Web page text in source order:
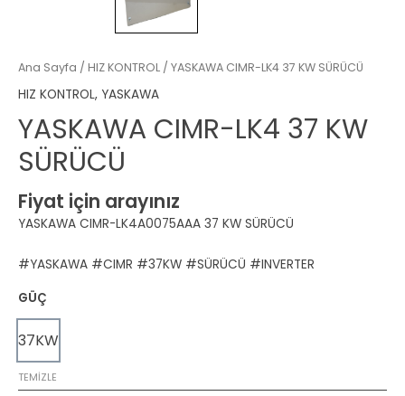
Ana Sayfa / HIZ KONTROL / YASKAWA CIMR-LK4 37 KW SÜRÜCÜ
HIZ KONTROL, YASKAWA
YASKAWA CIMR-LK4 37 KW
SÜRÜCÜ
Fiyat için arayınız
YASKAWA CIMR-LK4A0075AAA 37 KW SÜRÜCÜ
#YASKAWA #CIMR #37KW #SÜRÜCÜ #INVERTER
GÜÇ
37KW
TEMIZLE